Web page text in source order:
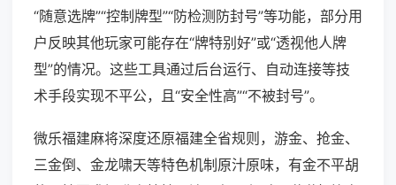
“随意选牌”“控制牌型”“防检测防封号”等功能，部分用
户反映其他玩家可能存在“牌特别好”或“透视他人牌
型”的情况。这些工具通过后台运行、自动连接等技
术手段实现不平公，且“安全性高”“不被封号”。
微乐福建麻将深度还原福建全省规则，游金、抢金、
三金倒、金龙啸天等特色机制原汁原味，有金不平胡